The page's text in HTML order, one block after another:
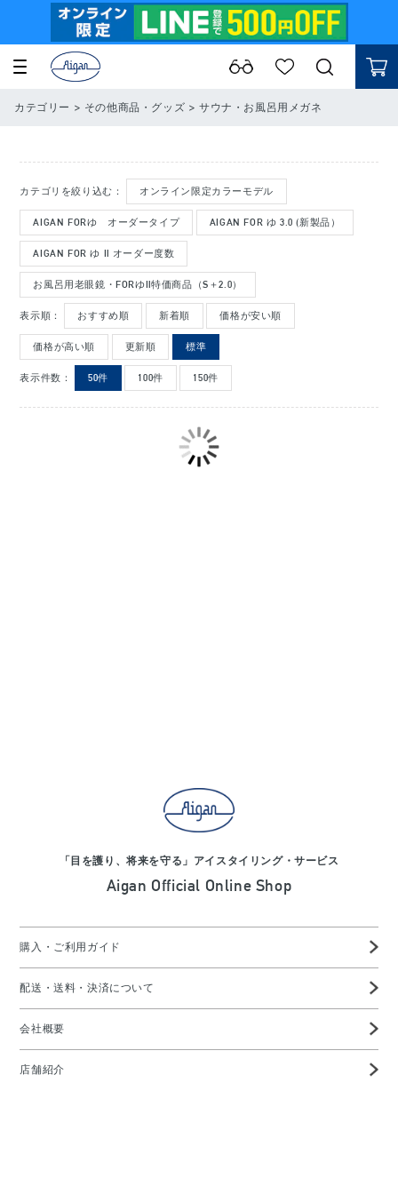
カテゴリー > その他商品・グッズ >サウナ・お風呂用メガネ
カテゴリを絞り込む： オンライン限定カラーモデル
AIGAN FORゆ オーダータイプ AIGAN FOR ゆ 3.0 (新製品）
AIGAN FOR ゆ Ⅱ オーダー度数
お風呂用老眼鏡・FORゆⅡ特価商品（S＋2.0）
表示順： おすすめ順 新着順 価格が安い順
価格が高い順 更新順 標準
表示件数： 50件 100件 150件
「目を護り、将来を守る」アイスタイリング・サービス
Aigan Official Online Shop
購入・ご利用ガイド
配送・送料・決済について
会社概要
店舗紹介